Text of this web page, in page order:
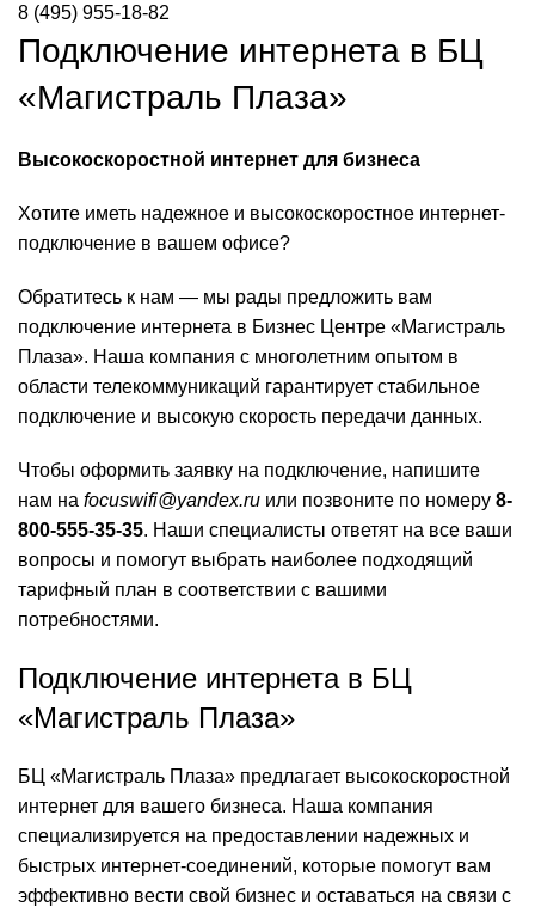
8 (495) 955-18-82
Подключение интернета в БЦ
«Магистраль Плаза»
Высокоскоростной интернет для бизнеса
Хотите иметь надежное и высокоскоростное интернет-
подключение в вашем офисе?
Обратитесь к нам — мы рады предложить вам
подключение интернета в Бизнес Центре «Магистраль
Плаза». Наша компания с многолетним опытом в
области телекоммуникаций гарантирует стабильное
подключение и высокую скорость передачи данных.
Чтобы оформить заявку на подключение, напишите
нам на focuswifi@yandex.ru или позвоните по номеру 8-
800-555-35-35. Наши специалисты ответят на все ваши
вопросы и помогут выбрать наиболее подходящий
тарифный план в соответствии с вашими
потребностями.
Подключение интернета в БЦ
«Магистраль Плаза»
БЦ «Магистраль Плаза» предлагает высокоскоростной
интернет для вашего бизнеса. Наша компания
специализируется на предоставлении надежных и
быстрых интернет-соединений, которые помогут вам
эффективно вести свой бизнес и оставаться на связи с